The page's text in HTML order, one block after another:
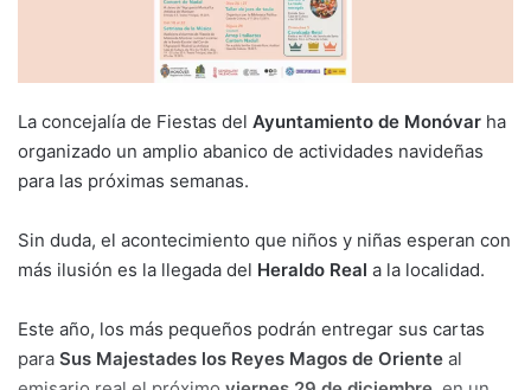
La concejalía de Fiestas del Ayuntamiento de Monóvar ha
organizado un amplio abanico de actividades navideñas
para las próximas semanas.
Sin duda, el acontecimiento que niños y niñas esperan con
más ilusión es la llegada del Heraldo Real a la localidad.
Este año, los más pequeños podrán entregar sus cartas
para Sus Majestades los Reyes Magos de Oriente al